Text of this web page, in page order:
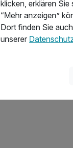
klicken, erklären
“Mehr anzeigen”
Dort finden Sie
unserer